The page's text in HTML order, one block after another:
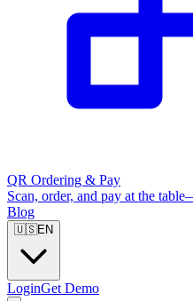
QR Ordering & Pay
Scan, order, and pay at the
Blog
🇺🇸EN
LoginGet Demo